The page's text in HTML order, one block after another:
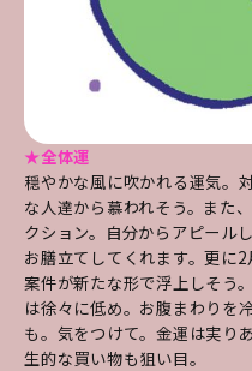
★全体運
穏やかな風に吹かれる運気。
な人達から慕われそう。また
クション。自分からアピール
お膳立てしてくれます。更に
案件が新たな形で浮上しそう
は徐々に低め。お腹まわりを
も。気をつけて。金運は実り
生的な買い物も狙い目。